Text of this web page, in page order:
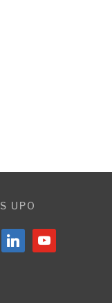
UPO
linkedin youtube